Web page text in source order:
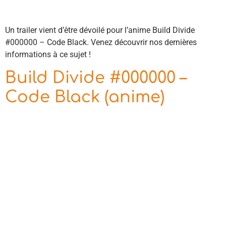
Un trailer vient d’être dévoilé pour l’anime Build Divide
#000000 – Code Black. Venez découvrir nos dernières
informations à ce sujet !
Build Divide #000000 –
Code Black (anime)